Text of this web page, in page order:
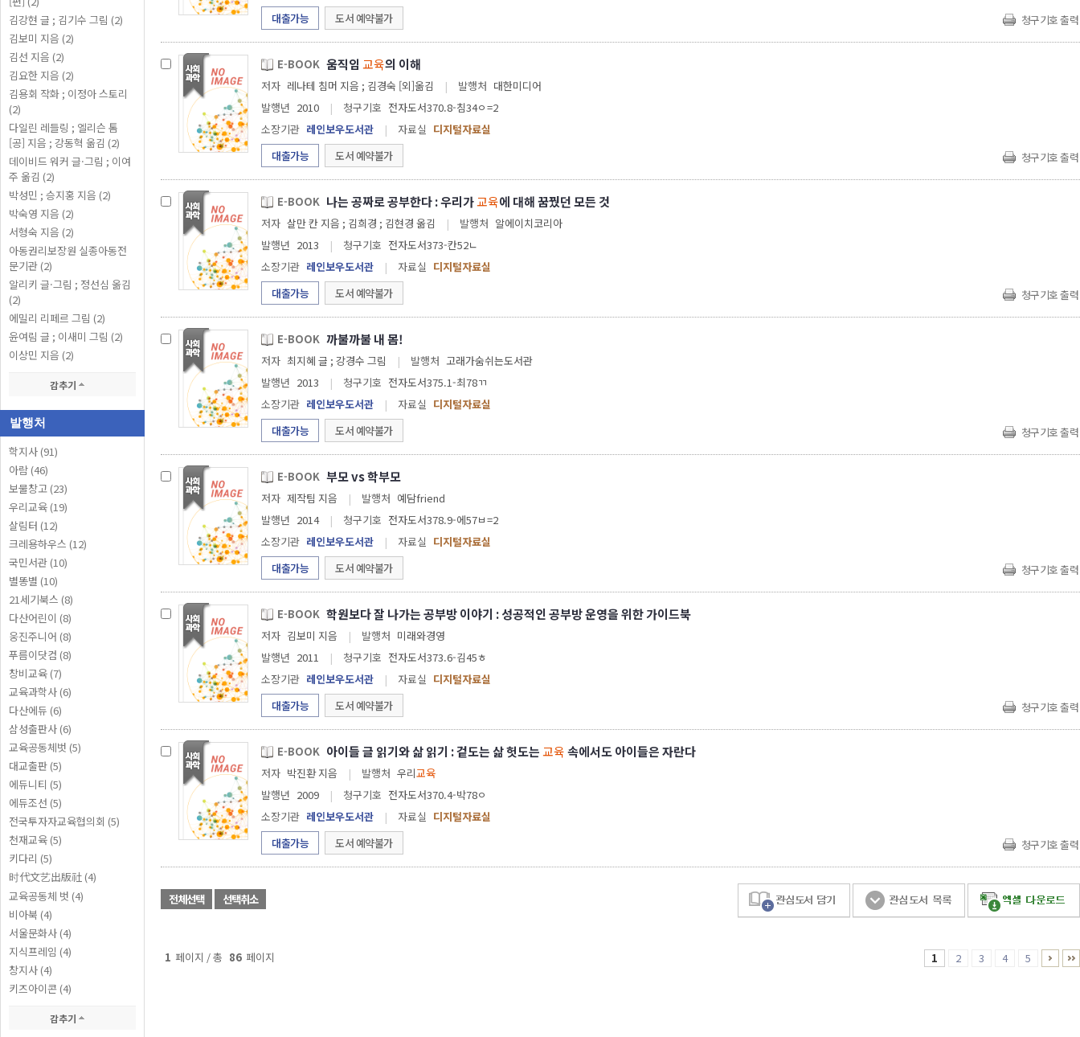
김강현 글 ; 김기수 그림 (2)
김보미 지음 (2)
김선 지음 (2)
김요한 지음 (2)
김용회 작화 ; 이정아 스토리
(2)
다일린 레들링 ; 엘리슨 톰
[공] 지음 ; 강동혁 옮김 (2)
데이비드 워커 글·그림 ; 이여
주 옮김 (2)
박성민 ; 승지홍 지음 (2)
박숙영 지음 (2)
서형숙 지음 (2)
아동권리보장원 실종아동전
문기관 (2)
알리키 글·그림 ; 정선심 옮김
(2)
에밀리 리페르 그림 (2)
윤여림 글 ; 이새미 그림 (2)
이상민 지음 (2)
감추기
발행처
학지사 (91)
아람 (46)
보물창고 (23)
우리교육 (19)
살림터 (12)
크레용하우스 (12)
국민서관 (10)
별똥별 (10)
21세기북스 (8)
다산어린이 (8)
웅진주니어 (8)
푸름이닷컴 (8)
창비교육 (7)
교육과학사 (6)
다산에듀 (6)
삼성출판사 (6)
교육공동체벗 (5)
대교출판 (5)
에듀니티 (5)
에듀조선 (5)
전국투자자교육협의회 (5)
천재교육 (5)
키다리 (5)
时代文艺出版社 (4)
교육공동체 벗 (4)
비아북 (4)
서울문화사 (4)
지식프레임 (4)
창지사 (4)
키즈아이콘 (4)
감추기
대출가능
도서 예약불가 청구기호 출력
E-BOOK 움직임 교육의 이해
저자 레나테 침머 지음 ; 김경숙 [외]옮김 | 발행처 대한미디어
발행년 2010 | 청구기호 전자도서370.8-침34ㅇ=2
소장기관 레인보우도서관 | 자료실 디지털자료실
대출가능
도서 예약불가 청구기호 출력
E-BOOK 나는 공짜로 공부한다 : 우리가교육에 대해 꿈꿨던 모든 것
저자 살만 칸 지음 ; 김희경 ; 김현경 옮김 | 발행처 알에이치코리아
발행년 2013 | 청구기호 전자도서373-칸52ㄴ
소장기관 레인보우도서관 | 자료실 디지털자료실
대출가능
도서 예약불가 청구기호 출력
E-BOOK 까불까불 내 몸!
저자 최지혜 글 ; 강경수 그림 | 발행처 고래가숨쉬는도서관
발행년 2013 | 청구기호 전자도서375.1-최78ㄲ
소장기관 레인보우도서관 | 자료실 디지털자료실
대출가능
도서 예약불가 청구기호 출력
E-BOOK 부모 vs 학부모
저자 제작팀 지음 | 발행처 예담friend
발행년 2014 | 청구기호 전자도서378.9-에57ㅂ=2
소장기관 레인보우도서관 | 자료실 디지털자료실
대출가능
도서 예약불가 청구기호 출력
E-BOOK 학원보다 잘 나가는 공부방 이야기 : 성공적인 공부방 운영을 위한 가이드북
저자 김보미 지음 | 발행처 미래와경영
발행년 2011 | 청구기호 전자도서373.6-김45ㅎ
소장기관 레인보우도서관 | 자료실 디지털자료실
대출가능
도서 예약불가 청구기호 출력
E-BOOK 아이들 글 읽기와 삶 읽기 : 겉도는 삶 헛도는교육속에서도 아이들은 자란다
저자 박진환 지음 | 발행처 우리교육
발행년 2009 | 청구기호 전자도서370.4-박78ㅇ
소장기관 레인보우도서관 | 자료실 디지털자료실
대출가능
도서 예약불가 청구기호 출력
전체선택 선택취소
1 페이지 / 총 86 페이지 1 2 3 4 5